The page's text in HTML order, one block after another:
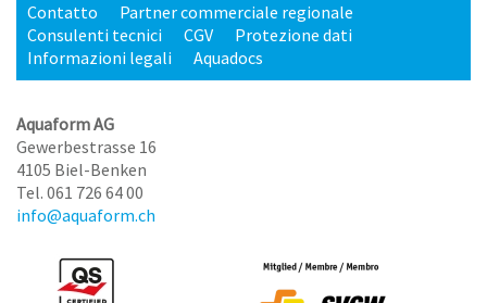
Contatto
Partner commerciale regionale
Consulenti tecnici
CGV
Protezione dati
Informazioni legali
Aquadocs
Aquaform AG
Gewerbestrasse 16
4105 Biel-Benken
Tel. 061 726 64 00
info@aquaform.ch